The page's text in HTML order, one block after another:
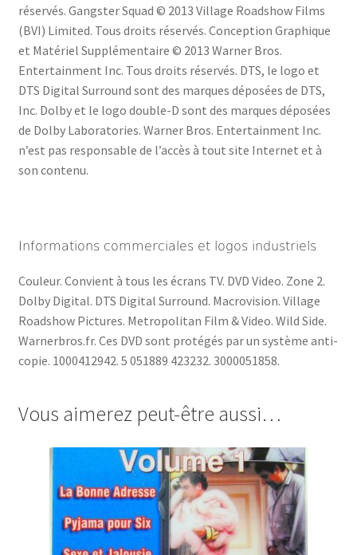
réservés. Gangster Squad © 2013 Village Roadshow Films
(BVI) Limited. Tous droits réservés. Conception Graphique
et Matériel Supplémentaire © 2013 Warner Bros.
Entertainment Inc. Tous droits réservés. DTS, le logo et
DTS Digital Surround sont des marques déposées de DTS,
Inc. Dolby et le logo double-D sont des marques déposées
de Dolby Laboratories. Warner Bros. Entertainment Inc.
n’est pas responsable de l’accès à tout site Internet et à
son contenu.
Informations commerciales et logos industriels
Couleur. Convient à tous les écrans TV. DVD Video. Zone 2.
Dolby Digital. DTS Digital Surround. Macrovision. Village
Roadshow Pictures. Metropolitan Film & Video. Wild Side.
Warnerbros.fr. Ces DVD sont protégés par un système anti-
copie. 1000412942. 5 051889 423232. 3000051858.
Vous aimerez peut-être aussi…